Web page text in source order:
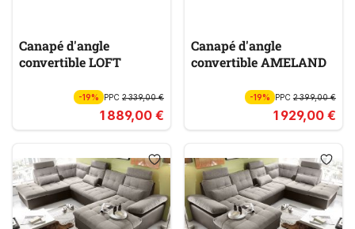
Canapé d'angle
convertible LOFT
-19% PPC 2 339,00 €
1 889,00 €
Canapé d'angle
convertible AMELAND
-19% PPC2 399,00 €
1 929,00 €